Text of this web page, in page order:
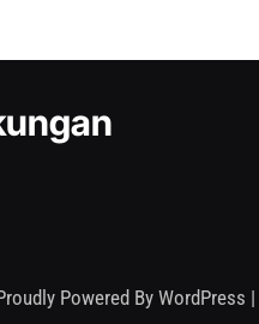
Powered By WordPress |